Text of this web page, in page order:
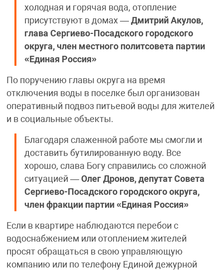
холодная и горячая вода, отопление
присутствуют в домах — Дмитрий Акулов,
глава Сергиево-Посадского городского
округа, член местного политсовета партии
«Единая Россия»
По поручению главы округа на время
отключения воды в поселке был организован
оперативный подвоз питьевой воды для жителей
и в социальные объекты.
Благодаря слаженной работе мы смогли и
доставить бутилированную воду. Все
хорошо, слава Богу справились со сложной
ситуацией — Олег Дронов, депутат Совета
Сергиево-Посадского городского округа,
член фракции партии «Единая Россия»
Если в квартире наблюдаются перебои с
водоснабжением или отоплением жителей
просят обращаться в свою управляющую
компанию или по телефону Единой дежурной